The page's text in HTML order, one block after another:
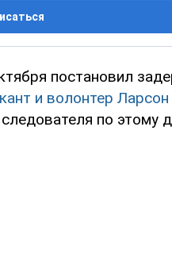
постановил
и волонтер
по этому